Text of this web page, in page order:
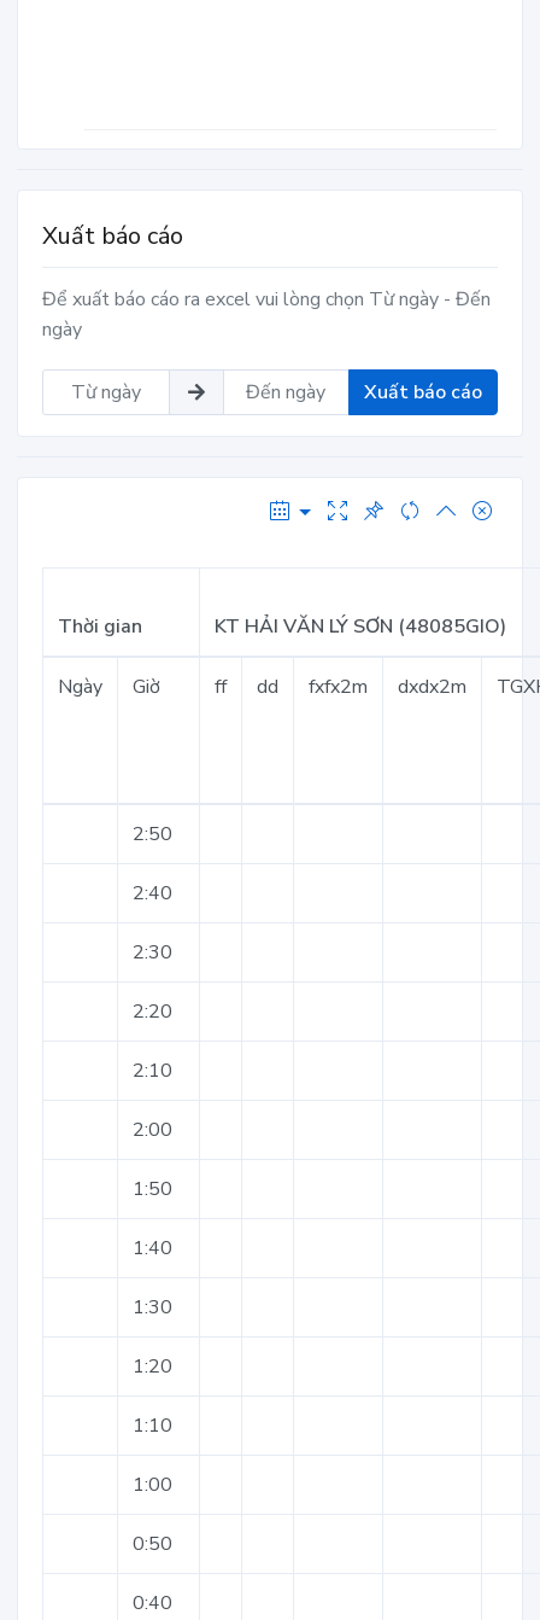
Xuất báo cáo
Để xuất báo cáo ra excel vui lòng chọn Từ ngày - Đến
ngày
Xuất báo cáo
Thời gian KT HẢI VĂN LÝ SƠN (48085GIO)
Ngày Giờ ff dd fxfx2m dxdx2m
2:50
2:40
2:30
2:20
2:10
2:00
1:50
1:40
1:30
1:20
1:10
1:00
0:50
0:40